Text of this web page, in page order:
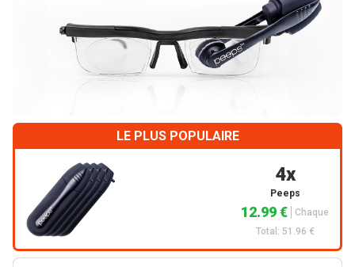
LE PLUS POPULAIRE
4x
Peeps
12.99 €
Chaque
Total: 51.96 €